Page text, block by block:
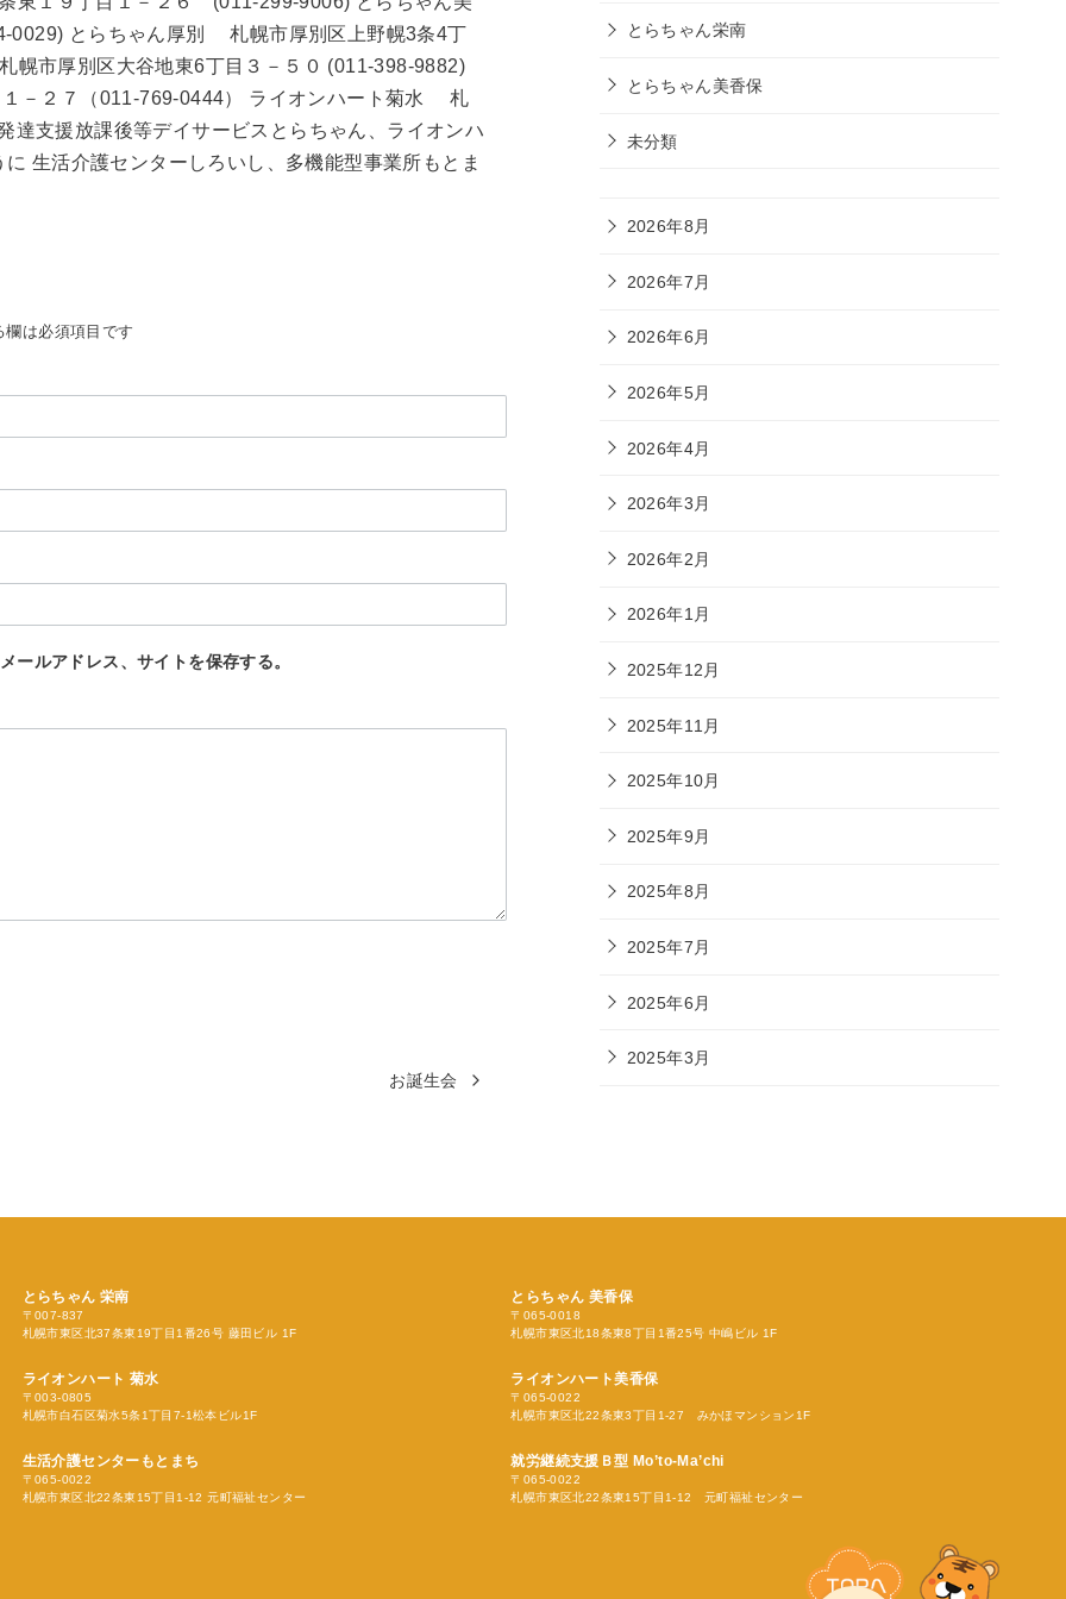
とらちゃん厚別 札幌市厚別区上野幌3条4丁
市厚別区大谷地東6丁目３－５０ (011-398-9882)
－２７（011-769-0444） ライオンハート菊水 札
支援放課後等デイサービスとらちゃん、ライオンハ
生活介護センターしろいし、多機能型事業所もとま
は必須項目です
ールアドレス、サイトを保存する。
お誕生会
とらちゃん栄南
とらちゃん美香保
未分類
2026年8月
2026年7月
2026年6月
2026年5月
2026年4月
2026年3月
2026年2月
2026年1月
2025年12月
2025年11月
2025年10月
2025年9月
2025年8月
2025年7月
2025年6月
2025年3月
とらちゃん 栄南
〒007-837
札幌市東区北37条東19丁目1番26号 藤田ビル 1F
とらちゃん 美香保
〒065-0018
札幌市東区北18条東8丁目1番25号 中嶋ビル 1F
ライオンハート 菊水
〒003-0805
札幌市白石区菊水5条1丁目7-1松本ビル1F
ライオンハート美香保
〒065-0022
札幌市東区北22条東3丁目1-27 みかほマンション1F
生活介護センターもとまち
〒065-0022
札幌市東区北22条東15丁目1-12 元町福祉センター
就労継続支援Ｂ型 Mo’to-Ma’chi
〒065-0022
札幌市東区北22条東15丁目1-12 元町福祉センター